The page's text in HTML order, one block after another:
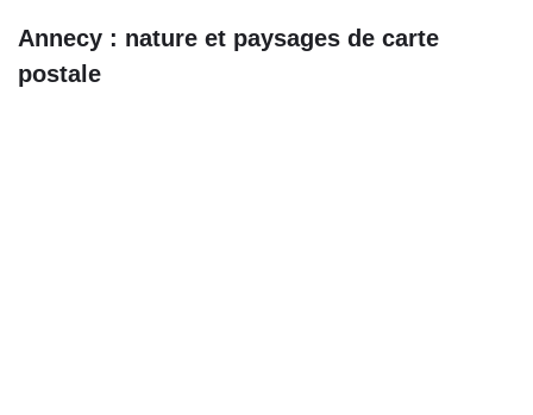
Annecy : nature et paysages de carte
postale